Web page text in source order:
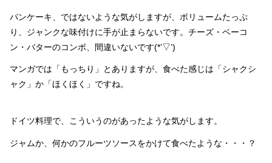
パンケーキ、ではないような気がしますが、ボリュームたっぷ
り、ジャンクな味付けに手が止まらないです。チーズ・ベーコ
ン・バターのコンボ、間違いないです(*’▽’)
マンガでは「もっちり」とありますが、食べた感じは「シャクシ
ャク」か「ほくほく」ですね。
ドイツ料理で、こういうのがあったような気がします。
ジャムか、何かのフルーツソースをかけて食べたような・・・？